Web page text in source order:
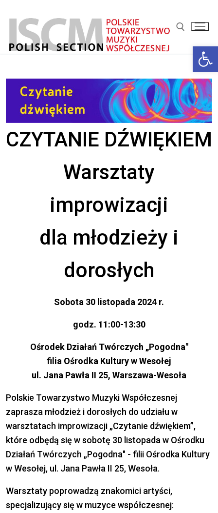
CZYTANIE DŹWIĘKIEM
Warsztaty
improwizacji
dla młodzieży i
dorosłych
Sobota 30 listopada 2024 r.
godz. 11:00-13:30
Ośrodek Działań Twórczych „Pogodna"
filia Ośrodka Kultury w Wesołej
ul. Jana Pawła II 25, Warszawa-Wesoła
Polskie Towarzystwo Muzyki Współczesnej
zaprasza młodzież i dorosłych do udziału w
warsztatach improwizacji „Czytanie dźwiękiem”,
które odbędą się w sobotę 30 listopada w Ośrodku
Działań Twórczych „Pogodna" - filii Ośrodka Kultury
w Wesołej, ul. Jana Pawła II 25, Wesoła.
Warsztaty poprowadzą znakomici artyści,
specjalizujący się w muzyce współczesnej: